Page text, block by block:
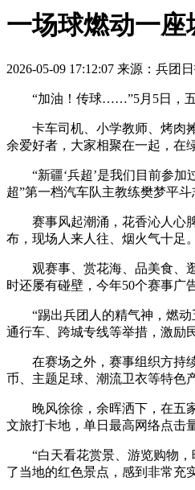
一场球燃动一座
2026-05-09 17:12:07 来源：兵团
“加油！传球……”5月5日，五家
卡车司机、小学教师、烤肉摊
余爱好者，大家相聚在一起，在
“新疆‘兵超’是我们目前参加
超”第一档汽车队主教练樊梦平斗
赛事风起潮涌，花香沁人心脾
布，现场人来人往、烟火气十足
观赛事、赏花海、品美食、逛
时还屡有碰壁，今年50个赛事广
“踢出兵团人的精气神，燃动
通行车、跨城专线等举措，激励
在赛场之外，赛事组织方持续
币、主题足球、潮流卫衣等特色
晚风徐徐，余晖洒下，在五家
文旅打卡地，单日最高网络点击
“白天看花赏景、游览购物，
了当地的红色景点，感到非常充实